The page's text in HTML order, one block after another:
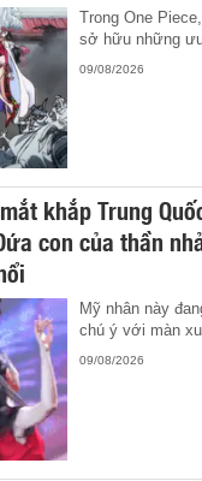
Trong One
sở hữu những
09/08/2026
khắp Trung
con của thần
Mỹ nhân này
chú ý với màn
09/08/2026